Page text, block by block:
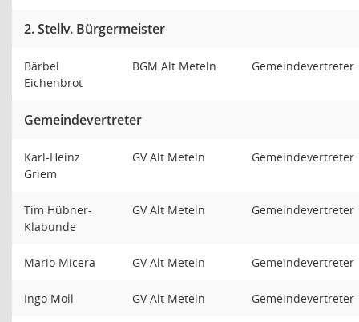
2. Stellv. Bürgermeister
Bärbel
Eichenbrot
BGM Alt Meteln Gemeindevertreter
Gemeindevertreter
Karl-Heinz
Griem
GV Alt Meteln Gemeindevertreter
Tim Hübner-
Klabunde
GV Alt Meteln Gemeindevertreter
Mario Micera GV Alt Meteln Gemeindevertreter
Ingo Moll GV Alt Meteln Gemeindevertreter